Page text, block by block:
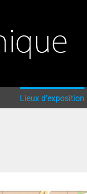
Lieux d’exposition